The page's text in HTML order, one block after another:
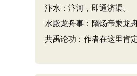
汴水：汴河，即通济渠。
水殿龙舟事：隋炀帝乘龙
共禹论功：作者在这里肯